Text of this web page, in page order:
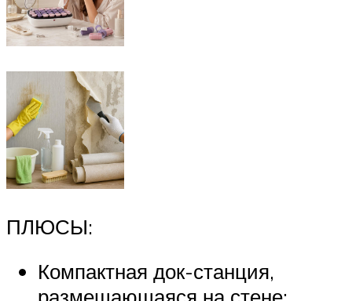
ПЛЮСЫ:
Компактная док-станция,